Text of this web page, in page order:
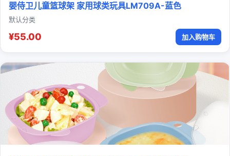
婴侍卫儿童篮球架 家用球类玩具LM709A-蓝色
默认分类
¥55.00 加入购物车